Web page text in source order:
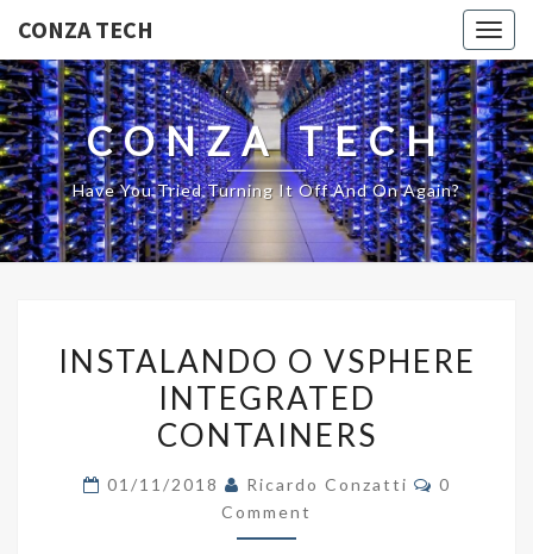
CONZA TECH
CONZA TECH
Have You Tried Turning It Off And On Again?
O
VSPHERE
INTEGRATED
INSTALANDO O VSPHERE
INTEGRATED
CONTAINERS
01/11/2018 Ricardo Conzatti Comments
0
Comment